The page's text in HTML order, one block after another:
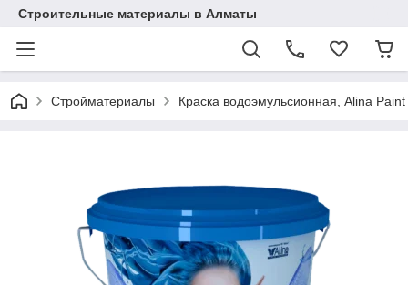
Строительные материалы в Алматы
Стройматериалы Краска водоэмульсионная, Alina